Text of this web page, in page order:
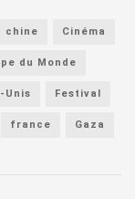
chine Cinéma
du Monde
Unis Festival
france Gaza